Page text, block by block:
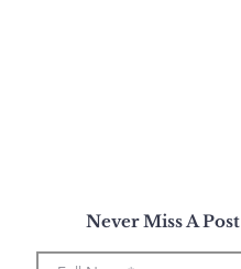
Never Miss A Post